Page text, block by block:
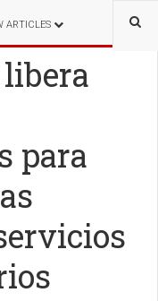
ARTICLES
para